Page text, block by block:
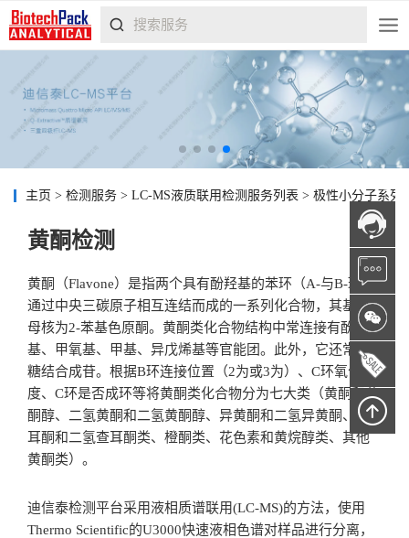
主页 > 检测服务 > LC-MS液质联用检测服务列表 > 极性小分子系列
黄酮检测
黄酮（Flavone）是指两个具有酚羟基的苯环（A-与B-环）
通过中央三碳原子相互连结而成的一系列化合物，其基本
母核为2-苯基色原酮。黄酮类化合物结构中常连接有酚羟
基、甲氧基、甲基、异戊烯基等官能团。此外，它还常与
糖结合成苷。根据B环连接位置（2为或3为）、C环氧化程
度、C环是否成环等将黄酮类化合物分为七大类（黄酮和黄
酮醇、二氢黄酮和二氢黄酮醇、异黄酮和二氢异黄酮、查
耳酮和二氢查耳酮类、橙酮类、花色素和黄烷醇类、其他
黄酮类）。
迪信泰检测平台采用液相质谱联用(LC-MS)的方法，使用
Thermo Scientific的U3000快速液相色谱对样品进行分离，